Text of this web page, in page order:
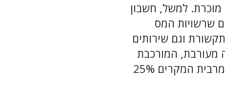
למשל, חשבון
שרשויות המס
וגם שירותים
מעורבת, המורכבת
מהוצאה עסקית והוצאה פרטית, ולכן אינה מוכרת כולה אלא רק חלקה (במרבית המקרים 25%